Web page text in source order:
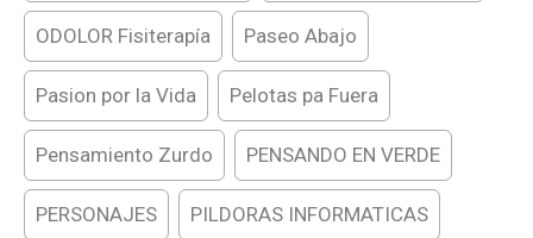
ODOLOR Fisiterapía Paseo Abajo
Pasion por la Vida Pelotas pa Fuera
Pensamiento Zurdo PENSANDO EN VERDE
PERSONAJES PILDORAS INFORMATICAS